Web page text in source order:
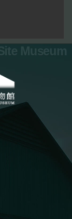
Museum